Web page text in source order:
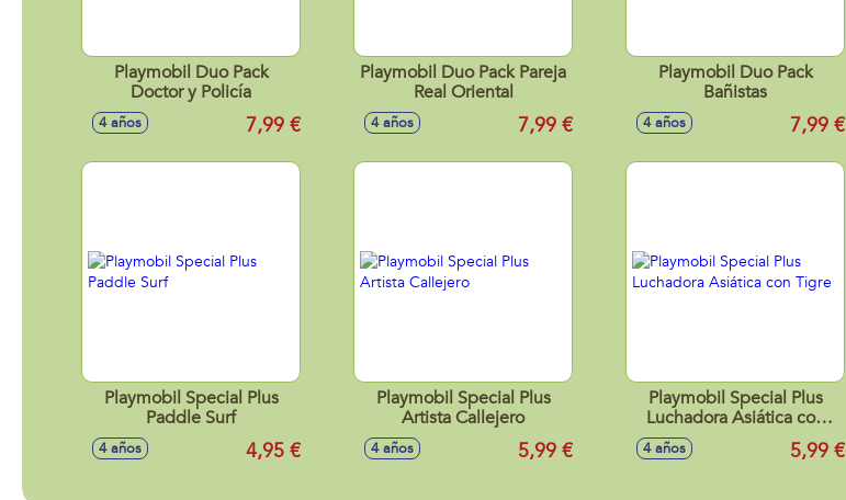
Playmobil Duo Pack
Doctor y Policía
4 años 7,99 €
Playmobil Duo Pack Pareja
Real Oriental
4 años 7,99 €
Playmobil Duo Pack
Bañistas
4 años 7,99 €
Playmobil Special Plus
Paddle Surf
4 años 4,95 €
Playmobil Special Plus
Artista Callejero
4 años 5,99 €
Playmobil Special Plus
Luchadora Asiática con
4 años 5,99 €